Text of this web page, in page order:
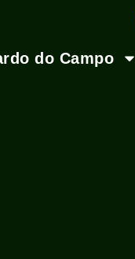
do Campo